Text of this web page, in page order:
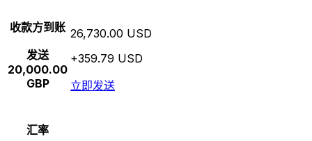
收款方到账
发送
20,000.00
GBP
26,730.00 USD
+359.79 USD
立即发送
汇率